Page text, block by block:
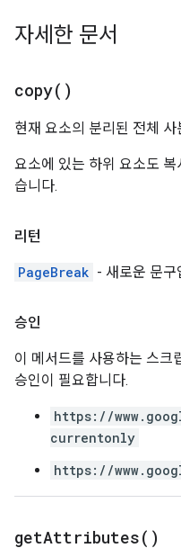
자세한 문서
copy( )
현재 요소의 분리된 전체 사
요소에 있는 하위 요소도
습니다.
리턴
PageBreak - 새로운 문구
승인
이 메서드를 사용하는 스크
승인이 필요합니다.
https://
currentonly
https://
getAttributes( )